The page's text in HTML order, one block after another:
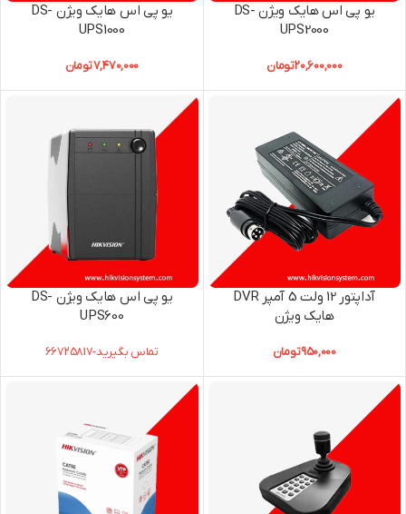
یو پی اس هایک ویژن DS-
UPS2000
20,600,000تومان
یو پی اس هایک ویژن DS-
UPS1000
7,470,000تومان
آداپتور 12 ولت 5 آمپر DVR
هایک ویژن
950,000تومان
یو پی اس هایک ویژن DS-
UPS600
تماس بگیرید-66725817